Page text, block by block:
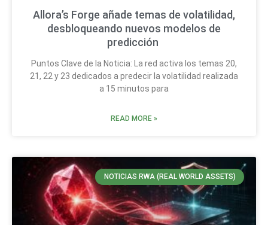
Allora’s Forge añade temas de volatilidad,
desbloqueando nuevos modelos de
predicción
Puntos Clave de la Noticia: La red activa los temas 20,
21, 22 y 23 dedicados a predecir la volatilidad realizada
a 15 minutos para
READ MORE »
NOTICIAS RWA (REAL WORLD ASSETS)